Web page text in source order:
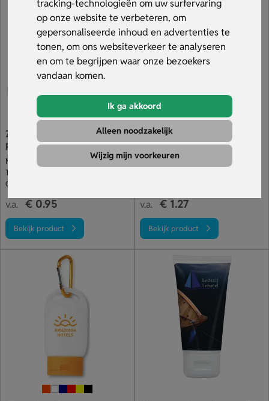
tracking-technologieën om uw surfervaring
op onze website te verbeteren, om
gepersonaliseerde inhoud en advertenties te
tonen, om ons websiteverkeer te analyseren
en om te begrijpen waar onze bezoekers
vandaan komen.
Ik ga akkoord
Alleen noodzakelijk
Wijzig mijn voorkeuren
profiteer van levering binnen 10 dagen. Bekijk ons
assortiment en maak jouw merk zichtbaar in de zon.
Zonnebrandspray in
penvorm (10 ml)
Met SPF 25 bescherming
Transparante pen met clip
Opdruk op dop & houder
v.a. € 0.95
Bekijk product
Zonnebrandcreme Met
Ophangoog (15 Ml)
Spray met SPF 30
v.a. € 1.27
Bekijk product